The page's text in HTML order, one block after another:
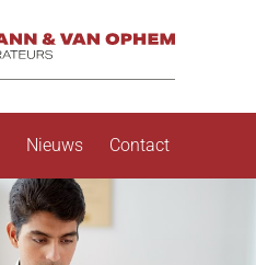
Nieuws Contact